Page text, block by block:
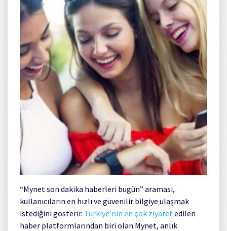
“Mynet son dakika haberleri bugün” araması,
kullanıcıların en hızlı ve güvenilir bilgiye ulaşmak
istediğini gösterir. Türkiye’nin en çok ziyaretedilen
haber platformlarından biri olan Mynet, anlık